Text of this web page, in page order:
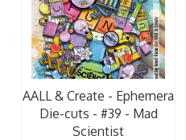
AALL & Create - Ephemera
Die-cuts - #39 - Mad
Scientist